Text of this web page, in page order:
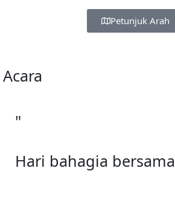
Petunjuk Arah
Acara
"
Hari bahagia bersama